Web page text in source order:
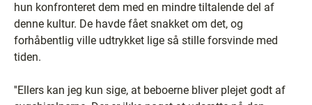
hun konfronteret dem med en mindre tiltalende del af
denne kultur. De havde fået snakket om det, og
forhåbentlig ville udtrykket lige så stille forsvinde med
tiden.
''Ellers kan jeg kun sige, at beboerne bliver plejet godt af